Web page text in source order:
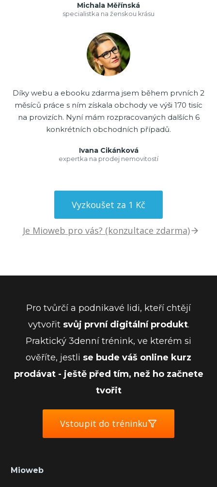
Michala Měřínská
specialistka na ženskou krásu
Díky webu a ebooku zdarma jsem během prvních 2
měsíců práce s ním získala obchody ve výši 170 tisíc
na provizích. Nyní mám rozpracovaných dalších 6
konkrétních obchodních případů.
Ivana Cikánková
expertka na prodej nemovitostí
Vyzkoušet za 1 Kč
Je Mioweb pro vás? (konzultace zdarma)
Pro tvůrčí a podnikavé lidi, kteří chtějí
vytvořit svůj první digitální produkt.
Praktický 3denní trénink, ve kterém si
ověříte, jestli se bude váš online kurz
prodávat - ještě před tím, než ho začnete
tvořit
Vstoupit do tréninku
Mioweb